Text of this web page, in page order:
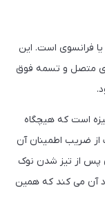
فرانسوی است. این
متصل و تسمه فوق
است که هیچگاه
از ضریب اطمینان آن
پس از تیز شدن نوک
آن می کند که همین